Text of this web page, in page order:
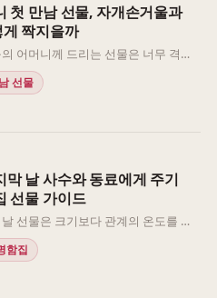
첫 만남 선물, 자개손거울과
짝지을까
어머니께 드리는 선물은 너무 격식
, 너무 가벼우면 성의가 약해 보일 수
상품명보다 먼저 만남의 거리감, 받
선물
막 날 사수와 동료에게 주기
선물 가이드
선물은 크기보다 관계의 온도를 맞
. 사수에게는 감사의 무게가 느껴져
료에게는 받는 사람이 부담 없이 웃으
함집